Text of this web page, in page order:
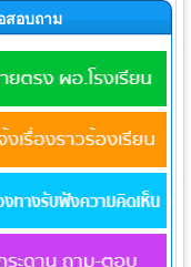
สอบถาม